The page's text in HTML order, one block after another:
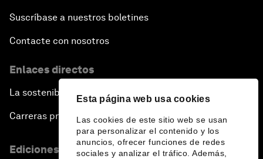
Esta página web usa cookies
Las cookies de este sitio web se usan
para personalizar el contenido y los
anuncios, ofrecer funciones de redes
sociales y analizar el tráfico. Además,
Suscríbase a nuestros boletines
Contacte con nosotros
Enlaces directos
La sostenibilidad en el Foro
Carreras profesionales
Ediciones en otros idiomas